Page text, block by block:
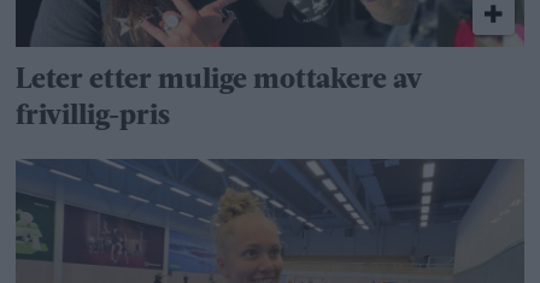
Leter etter mulige mottakere av
frivillig-pris